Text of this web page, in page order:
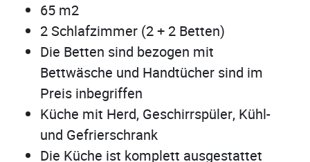
65 m2
2 Schlafzimmer (2 + 2 Betten)
Die Betten sind bezogen mit
Bettwäsche und Handtücher sind im
Preis inbegriffen
Küche mit Herd, Geschirrspüler, Kühl-
und Gefrierschrank
Die Küche ist komplett ausgestattet